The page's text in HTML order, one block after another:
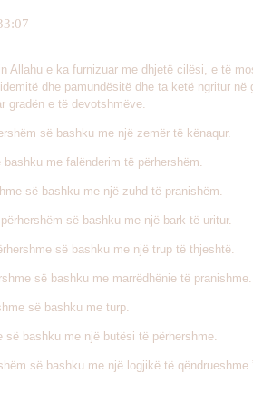
Allahu e ka furnizuar me dhjetë cilësi, e të
dhe pamundësitë dhe ta ketë ngritur në
gradën e të devotshmëve.
së bashku me një zemër të kënaqur.
me falënderim të përhershëm.
së bashku me një zuhd të pranishëm.
së bashku me një bark të uritur.
së bashku me një trup të thjeshtë.
së bashku me marrëdhënie të pranishme.
së bashku me turp.
së bashku me një butësi të përhershme.
së bashku me një logjikë të